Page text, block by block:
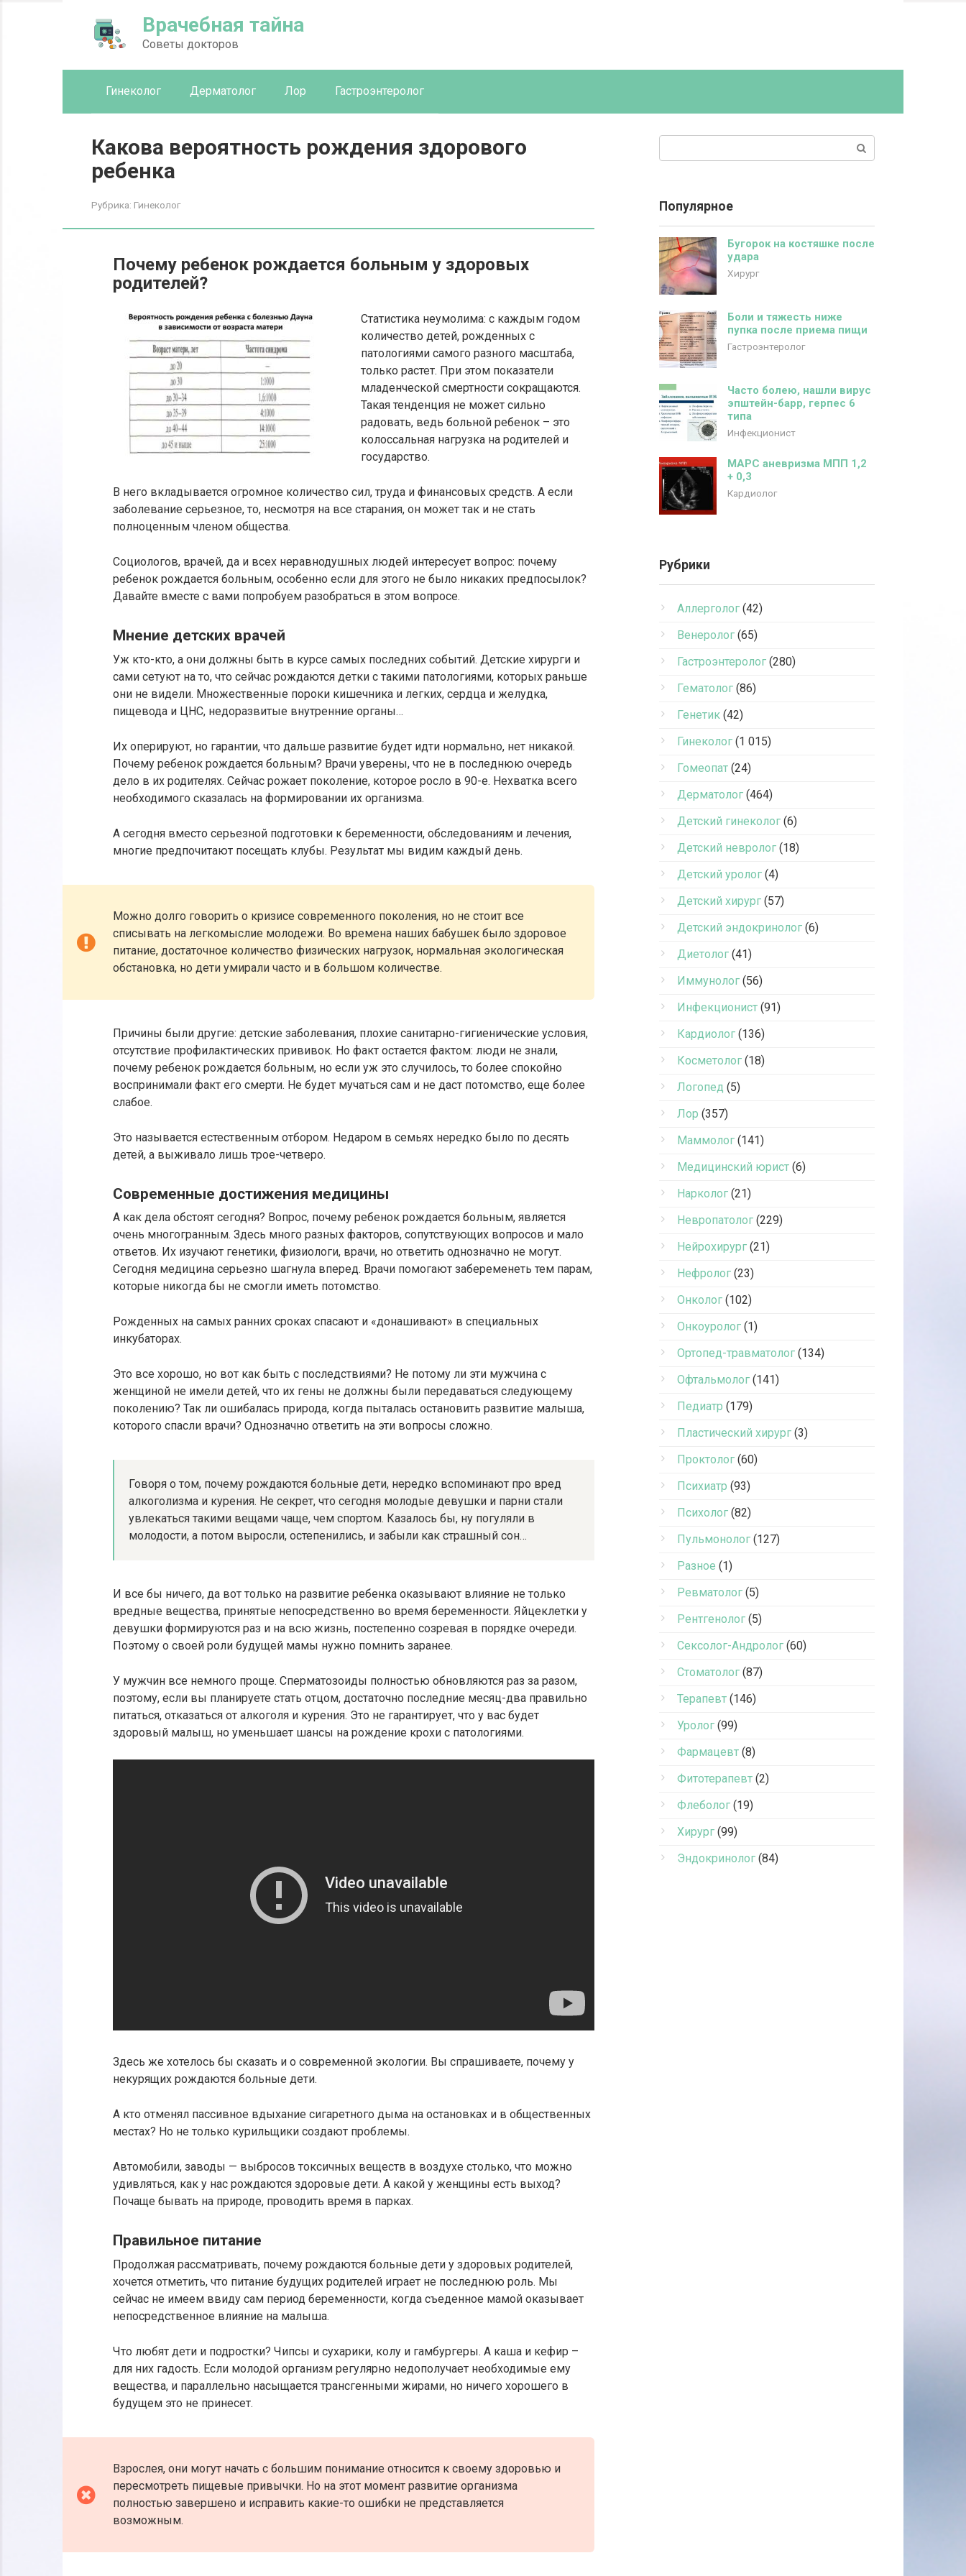
Врачебная тайна
Советы докторов
Гинеколог Дерматолог Лор Гастроэнтеролог
Какова вероятность рождения здорового
ребенка
Рубрика: Гинеколог
Почему ребенок рождается больным у здоровых
родителей?
Статистика неумолима: с каждым годом
количество детей, рожденных с
патологиями самого разного масштаба,
только растет. При этом показатели
младенческой смертности сокращаются.
Такая тенденция не может сильно
радовать, ведь больной ребенок – это
колоссальная нагрузка на родителей и
государство.
В него вкладывается огромное количество сил, труда и финансовых средств. А если
заболевание серьезное, то, несмотря на все старания, он может так и не стать
полноценным членом общества.
Социологов, врачей, да и всех неравнодушных людей интересует вопрос: почему
ребенок рождается больным, особенно если для этого не было никаких предпосылок?
Давайте вместе с вами попробуем разобраться в этом вопросе.
Мнение детских врачей
Уж кто-кто, а они должны быть в курсе самых последних событий. Детские хирурги и
сами сетуют на то, что сейчас рождаются детки с такими патологиями, которых раньше
они не видели. Множественные пороки кишечника и легких, сердца и желудка,
пищевода и ЦНС, недоразвитые внутренние органы…
Их оперируют, но гарантии, что дальше развитие будет идти нормально, нет никакой.
Почему ребенок рождается больным? Врачи уверены, что не в последнюю очередь
дело в их родителях. Сейчас рожает поколение, которое росло в 90-е. Нехватка всего
необходимого сказалась на формировании их организма.
А сегодня вместо серьезной подготовки к беременности, обследованиям и лечения,
многие предпочитают посещать клубы. Результат мы видим каждый день.
Можно долго говорить о кризисе современного поколения, но не стоит все
списывать на легкомыслие молодежи. Во времена наших бабушек было здоровое
питание, достаточное количество физических нагрузок, нормальная экологическая
обстановка, но дети умирали часто и в большом количестве.
Причины были другие: детские заболевания, плохие санитарно-гигиенические условия,
отсутствие профилактических прививок. Но факт остается фактом: люди не знали,
почему ребенок рождается больным, но если уж это случилось, то более спокойно
воспринимали факт его смерти. Не будет мучаться сам и не даст потомство, еще более
слабое.
Это называется естественным отбором. Недаром в семьях нередко было по десять
детей, а выживало лишь трое-четверо.
Современные достижения медицины
А как дела обстоят сегодня? Вопрос, почему ребенок рождается больным, является
очень многогранным. Здесь много разных факторов, сопутствующих вопросов и мало
ответов. Их изучают генетики, физиологи, врачи, но ответить однозначно не могут.
Сегодня медицина серьезно шагнула вперед. Врачи помогают забеременеть тем парам,
которые никогда бы не смогли иметь потомство.
Рожденных на самых ранних сроках спасают и «донашивают» в специальных
инкубаторах.
Это все хорошо, но вот как быть с последствиями? Не потому ли эти мужчина с
женщиной не имели детей, что их гены не должны были передаваться следующему
поколению? Так ли ошибалась природа, когда пыталась остановить развитие малыша,
которого спасли врачи? Однозначно ответить на эти вопросы сложно.
Говоря о том, почему рождаются больные дети, нередко вспоминают про вред
алкоголизма и курения. Не секрет, что сегодня молодые девушки и парни стали
увлекаться такими вещами чаще, чем спортом. Казалось бы, ну погуляли в
молодости, а потом выросли, остепенились, и забыли как страшный сон…
И все бы ничего, да вот только на развитие ребенка оказывают влияние не только
вредные вещества, принятые непосредственно во время беременности. Яйцеклетки у
девушки формируются раз и на всю жизнь, постепенно созревая в порядке очереди.
Поэтому о своей роли будущей мамы нужно помнить заранее.
У мужчин все немного проще. Сперматозоиды полностью обновляются раз за разом,
поэтому, если вы планируете стать отцом, достаточно последние месяц-два правильно
питаться, отказаться от алкоголя и курения. Это не гарантирует, что у вас будет
здоровый малыш, но уменьшает шансы на рождение крохи с патологиями.
Здесь же хотелось бы сказать и о современной экологии. Вы спрашиваете, почему у
некурящих рождаются больные дети.
А кто отменял пассивное вдыхание сигаретного дыма на остановках и в общественных
местах? Но не только курильщики создают проблемы.
Автомобили, заводы — выбросов токсичных веществ в воздухе столько, что можно
удивляться, как у нас рождаются здоровые дети. А какой у женщины есть выход?
Почаще бывать на природе, проводить время в парках.
Правильное питание
Продолжая рассматривать, почему рождаются больные дети у здоровых родителей,
хочется отметить, что питание будущих родителей играет не последнюю роль. Мы
сейчас не имеем ввиду сам период беременности, когда съеденное мамой оказывает
непосредственное влияние на малыша.
Что любят дети и подростки? Чипсы и сухарики, колу и гамбургеры. А каша и кефир –
для них гадость. Если молодой организм регулярно недополучает необходимые ему
вещества, и параллельно насыщается трансгенными жирами, но ничего хорошего в
будущем это не принесет.
Взрослея, они могут начать с большим понимание относится к своему здоровью и
пересмотреть пищевые привычки. Но на этот момент развитие организма
полностью завершено и исправить какие-то ошибки не представляется
возможным.
Популярное
Бугорок на костяшке после
удара
Хирург
Боли и тяжесть ниже
пупка после приема пищи
Гастроэнтеролог
Часто болею, нашли вирус
эпштейн-барр, герпес 6
типа
Инфекционист
МАРС аневризма МПП 1,2
+ 0,3
Кардиолог
Рубрики
Аллерголог (42)
Венеролог (65)
Гастроэнтеролог (280)
Гематолог (86)
Генетик (42)
Гинеколог (1 015)
Гомеопат (24)
Дерматолог (464)
Детский гинеколог (6)
Детский невролог (18)
Детский уролог (4)
Детский хирург (57)
Детский эндокринолог (6)
Диетолог (41)
Иммунолог (56)
Инфекционист (91)
Кардиолог (136)
Косметолог (18)
Логопед (5)
Лор (357)
Маммолог (141)
Медицинский юрист (6)
Нарколог (21)
Невропатолог (229)
Нейрохирург (21)
Нефролог (23)
Онколог (102)
Онкоуролог (1)
Ортопед-травматолог (134)
Офтальмолог (141)
Педиатр (179)
Пластический хирург (3)
Проктолог (60)
Психиатр (93)
Психолог (82)
Пульмонолог (127)
Разное (1)
Ревматолог (5)
Рентгенолог (5)
Сексолог-Андролог (60)
Стоматолог (87)
Терапевт (146)
Уролог (99)
Фармацевт (8)
Фитотерапевт (2)
Флеболог (19)
Хирург (99)
Эндокринолог (84)